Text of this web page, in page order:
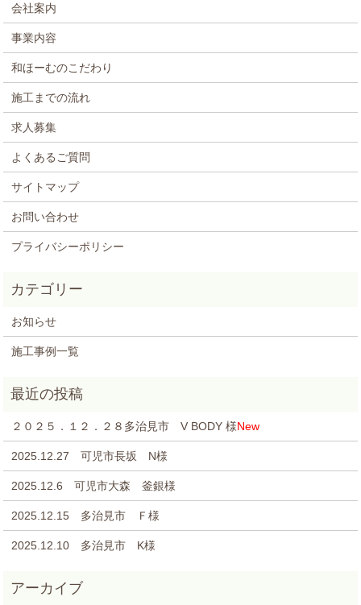
会社案内
事業内容
和ほーむのこだわり
施工までの流れ
求人募集
よくあるご質問
サイトマップ
お問い合わせ
プライバシーポリシー
お知らせ
施工事例一覧
２０２５．１２．２８多治見市 V BODY 様New
2025.12.27 可児市長坂 N様
2025.12.6 可児市大森 釜銀様
2025.12.15 多治見市 Ｆ様
2025.12.10 多治見市 K様